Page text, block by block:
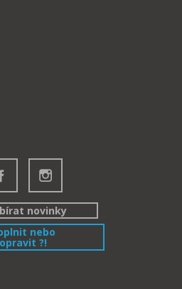
novinky
nebo
opravit ?!